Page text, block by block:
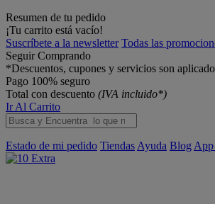
Resumen de tu pedido
¡Tu carrito está vacío!
Suscríbete a la newsletter Todas las
Seguir Comprando
*Descuentos, cupones y servicios son
Pago 100% seguro
Total con descuento (IVA incluido*)
Ir Al Carrito
Estado de mi pedido Tiendas Ayuda Blog App